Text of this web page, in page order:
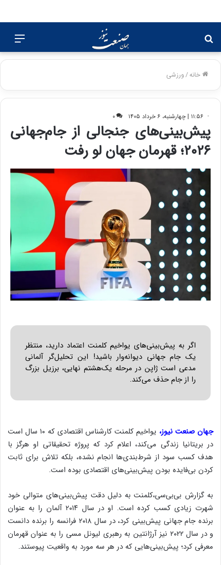
برای
خانه/ورزشی
۱۱:۵۶ | چهارشنبه، ۶ خرداد ۱۴۰۵ ۰
پیش‌بینی‌های جنجالی از جام‌جهانی
۲۰۲۶؛ قهرمان جهان لو رفت
اگر به پیش‌بینی‌های یواخیم کلمنت اعتماد دارید، منتظر
یک جام جهانی دیوانه‌وار باشید! این تحلیل‌گر آلمانی
مدعی است ژاپن در مرحله یک‌هشتم نهایی، برزیل بزرگ
را از جام حذف می‌کند.
جهان صنعت نیوز،
یواخیم کلمنت کارشناس اقتصادی که ۱۰ سال است
در بریتانیا زندگی می‌کند، اعلام کرد که پروژه تحقیقاتی او هرگز با
هدف کسب سود از شرط‌بندی‌ها انجام نشده، بلکه تلاش برای ثابت
کردن بی‌فایده بودن پیش‌بینی‌های اقتصادی بوده است.
به گزارش بی‌بی‌سی،کلمنت به دلیل دقت پیش‌بینی‌های متوالی خود
شهرت زیادی کسب کرده است. او در سال ۲۰۱۴ آلمان را به عنوان
برنده جام جهانی پیش‌بینی کرد، در سال ۲۰۱۸ فرانسه را برنده دانست
و در سال ۲۰۲۲ نیز آرژانتین به رهبری لیونل مسی را به عنوان قهرمان
معرفی کرد؛ پیش‌بینی‌هایی که در هر سه مورد به واقعیت پیوستند.